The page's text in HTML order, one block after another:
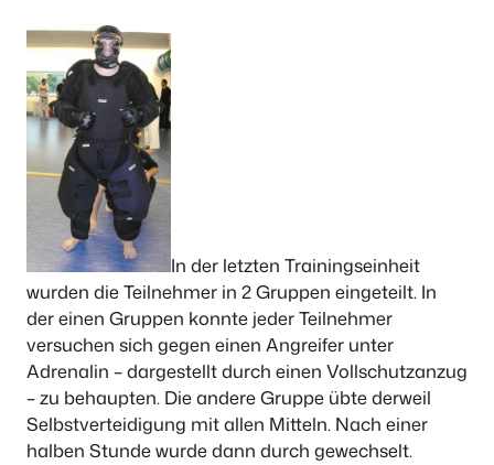
In der letzten Trainingseinheit
wurden die Teilnehmer in 2 Gruppen eingeteilt. In
der einen Gruppen konnte jeder Teilnehmer
versuchen sich gegen einen Angreifer unter
Adrenalin – dargestellt durch einen Vollschutzanzug
– zu behaupten. Die andere Gruppe übte derweil
Selbstverteidigung mit allen Mitteln. Nach einer
halben Stunde wurde dann durch gewechselt.